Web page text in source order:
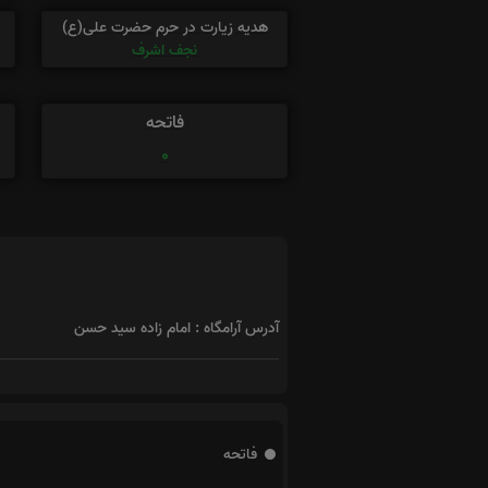
هدیه زیارت در حرم حضرت علی(ع)
نجف اشرف
فاتحه
0
آدرس آرامگاه : امام زاده سید حسن
فاتحه